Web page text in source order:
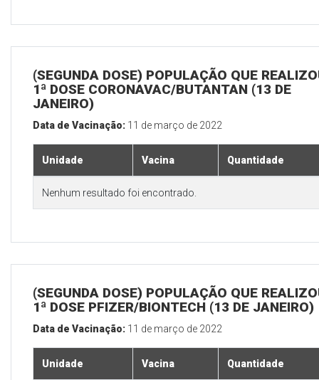
(SEGUNDA DOSE) POPULAÇÃO QUE
1ª DOSE CORONAVAC/BUTANTAN (13 DE
JANEIRO)
Data de Vacinação: 11 de março de 2022
Unidade Vacina Quantidade
Nenhum resultado foi encontrado.
(SEGUNDA DOSE) POPULAÇÃO QUE
1ª DOSE PFIZER/BIONTECH (13 DE JANEIRO)
Data de Vacinação: 11 de março de 2022
Unidade Vacina Quantidade